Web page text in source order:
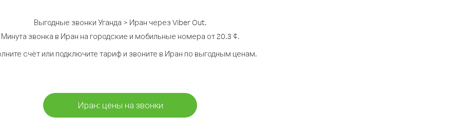
Выгодные звонки Уганда > Иран через Viber Out.
Минута звонка в Иран на городские и мобильные номера от 20.3 ¢.
счёт или подключите тариф и звоните в Иран по выгодным ценам.
Иран: цены на звонки